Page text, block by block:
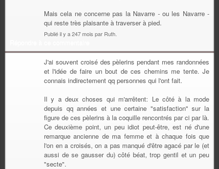
Mais cela ne concerne pas la Navarre - ou les Navarre -
qui reste très plaisante à traverser à pied.
Publié il y a 247 mois par Ruth.
J'ai souvent croisé des pèlerins pendant mes randonnées
et l'idée de faire un bout de ces chemins me tente. Je
connais indirectement qq personnes qui l'ont fait.
Il y a deux choses qui m'arrêtent: Le côté à la mode
depuis qq années et une certaine "satisfaction" sur la
figure de ces pèlerins à la coquille rencontrés par ci par là.
Ce deuxième point, un peu idiot peut-être, est né d'une
remarque ancienne de ma femme et à chaque fois que
l'on en a croisés, on a pas manqué d'être agacé par le (et
aussi de se gausser du) côté béat, trop gentil et un peu
"secte".